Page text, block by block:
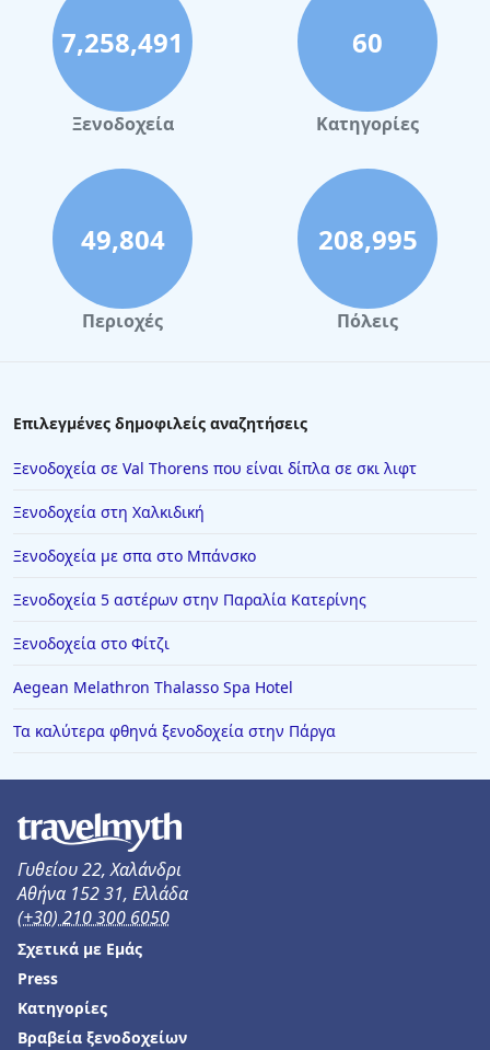
7,258,491
Ξενοδοχεία
60
Κατηγορίες
49,804
Περιοχές
208,995
Πόλεις
Επιλεγμένες δημοφιλείς αναζητήσεις
Ξενοδοχεία σε Val Thorens που είναι δίπλα σε σκι λιφτ
Ξενοδοχεία στη Χαλκιδική
Ξενοδοχεία με σπα στο Μπάνσκο
Ξενοδοχεία 5 αστέρων στην Παραλία Κατερίνης
Ξενοδοχεία στο Φίτζι
Aegean Melathron Thalasso Spa Hotel
Τα καλύτερα φθηνά ξενοδοχεία στην Πάργα
Γυθείου 22, Χαλάνδρι
Αθήνα 152 31, Ελλάδα
(+30) 210 300 6050
Σχετικά με Εμάς
Press
Κατηγορίες
Βραβεία ξενοδοχείων